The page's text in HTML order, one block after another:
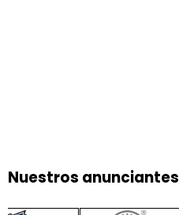
Nuestros anunciantes